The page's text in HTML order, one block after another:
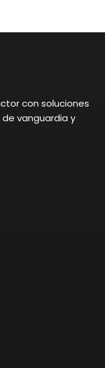
con soluciones
vanguardia y